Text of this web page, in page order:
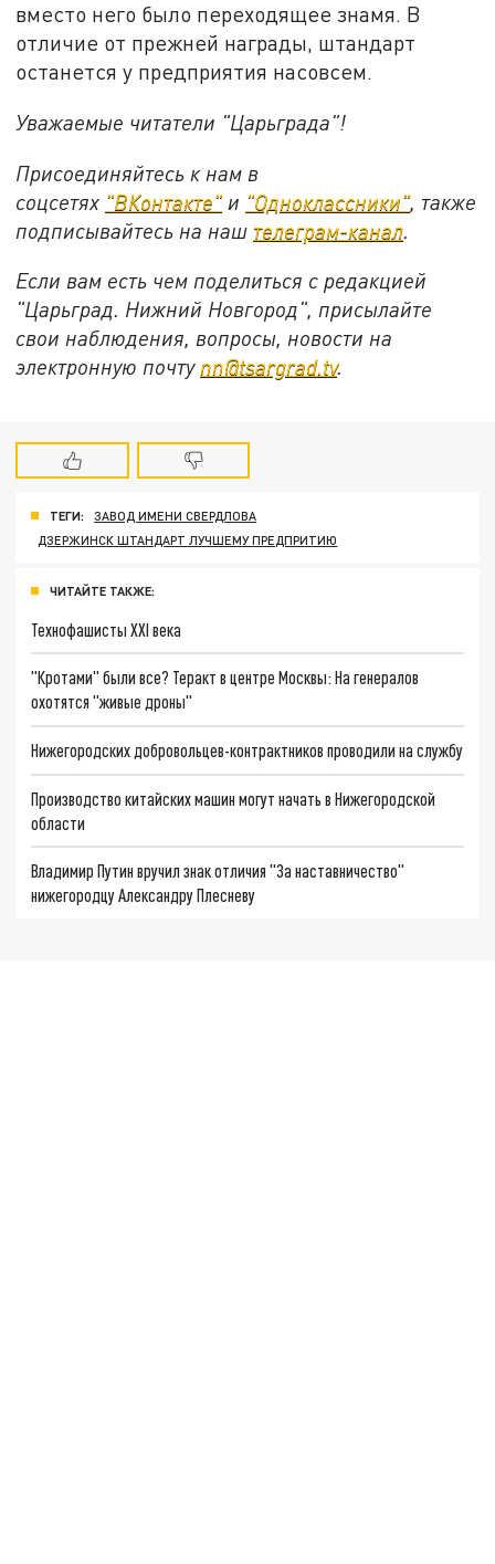
вместо него было переходящее знамя. В
отличие от прежней награды, штандарт
останется у предприятия насовсем.
Уважаемые читатели "Царьграда"!
Присоединяйтесь к нам в
соцсетях "ВКонтакте" и "Одноклассники" также
подписывайтесь на наш телеграм-канал
Если вам есть чем поделиться с редакцией
"Царьград. Нижний Новгород", присылайте
свои наблюдения, вопросы, новости на
электронную почту nn@tsargrad.tv.
ТЕГИ:
ЗАВОД ИМЕНИ СВЕРДЛОВА
ДЗЕРЖИНСК ШТАНДАРТ ЛУЧШЕМУ ПРЕДПРИТИЮ
ЧИТАЙТЕ ТАКЖЕ:
Технофашисты XXI века
"Кротами" были все? Теракт в центре Москвы: На генералов
охотятся "живые дроны"
Нижегородских добровольцев-контрактников проводили на службу
Производство китайских машин могут начать в Нижегородской
области
Владимир Путин вручил знак отличия "За наставничество"
нижегородцу Александру Плесневу